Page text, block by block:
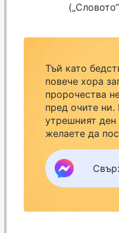
Тъй като
повече хора
пророчества
пред очите
утрешният ден
желаете да
семейството
закрила,
към нашата